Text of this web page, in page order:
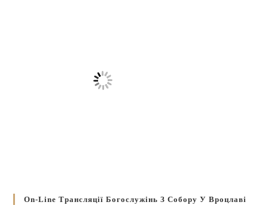
On-Line Трансляції Богослужінь З Собору У Вроцлаві